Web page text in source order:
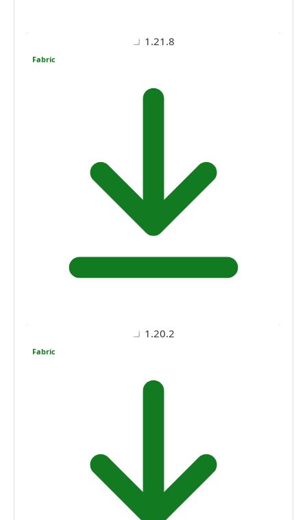
1.21.8
Fabric
1.20.2
Fabric